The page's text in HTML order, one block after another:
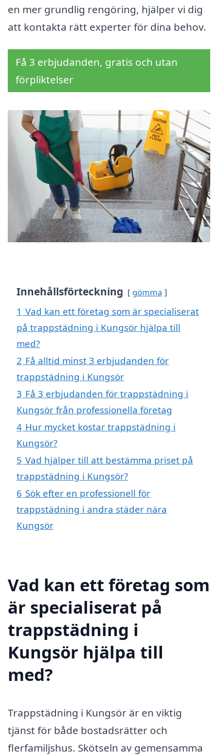
en mer grundlig rengöring, hjälper vi dig
att kontakta rätt experter för dina behov.
Få 3 erbjudanden, gratis och utan
förpliktelser
Innehållsförteckning gömma
1 Vad kan ett företag som är specialiserat
på trappstädning i Kungsör hjälpa till
med?
2 Få alltid minst 3 erbjudanden för
trappstädning i Kungsör
3 Få 3 erbjudanden för trappstädning i
Kungsör från professionella företag
4 Hur mycket kostar trappstädning i
Kungsör?
5 Vad hjälper till att bestämma priset på
trappstädning i Kungsör?
6 Sök efter en professionell för
trappstädning i andra städer nära
Kungsör
Vad kan ett företag som
är specialiserat på
trappstädning i
Kungsör hjälpa till
med?
Trappstädning i Kungsör är en viktig
tjänst för både bostadsrätter och
flerfamiljshus. Skötseln av gemensamma